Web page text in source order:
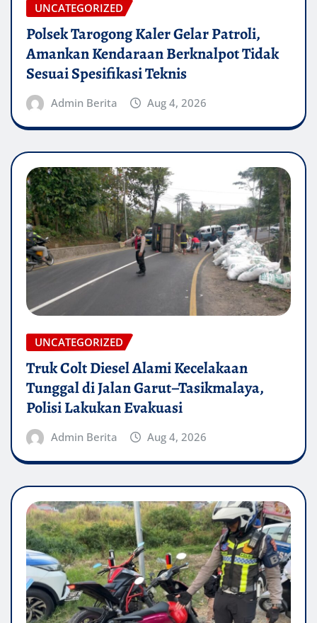
UNCATEGORIZED
Polsek Tarogong Kaler Gelar Patroli,
Amankan Kendaraan Berknalpot Tidak
Sesuai Spesifikasi Teknis
Admin Berita Aug 4, 2026
UNCATEGORIZED
Truk Colt Diesel Alami Kecelakaan
Tunggal di Jalan Garut–Tasikmalaya,
Polisi Lakukan Evakuasi
Admin Berita Aug 4, 2026